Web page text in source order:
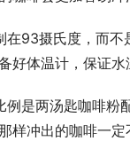
在93摄氏度，而
好体温计，保证
例是两汤匙咖啡粉
样冲出的咖啡一定